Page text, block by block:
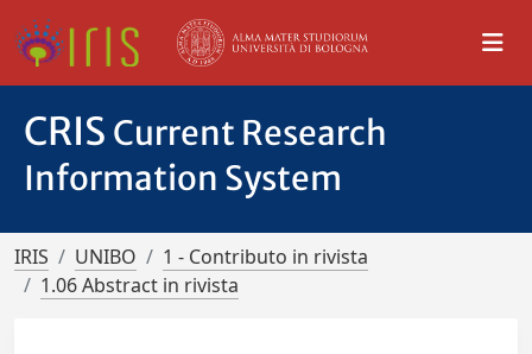
CRIS Current Research
Information System
IRIS UNIBO
1 - Contributo in rivista
1.06 Abstract in rivista